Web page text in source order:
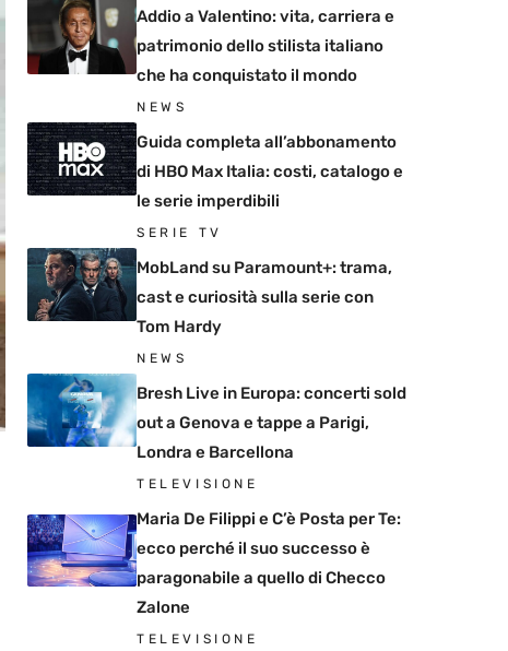
Addio a Valentino: vita, carriera e
patrimonio dello stilista italiano
che ha conquistato il mondo
NEWS
Guida completa all’abbonamento
di HBO Max Italia: costi, catalogo e
le serie imperdibili
SERIE TV
MobLand su Paramount+: trama,
cast e curiosità sulla serie con
Tom Hardy
NEWS
Bresh Live in Europa: concerti sold
out a Genova e tappe a Parigi,
Londra e Barcellona
TELEVISIONE
Maria De Filippi e C’è Posta per Te:
ecco perché il suo successo è
paragonabile a quello di Checco
Zalone
TELEVISIONE